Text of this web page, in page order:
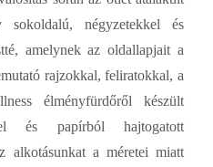
négyzetekkel és
amelynek az oldallapjait a
rajzokkal, feliratokkal, a
élményfürdőről készült
és papírból hajtogatott
alkotásunkat a méretei miatt